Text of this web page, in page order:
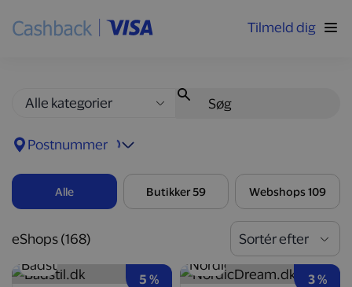
Tilmeld dig
Postnummer
Alle Butikker 59 Webshops 109
eShops (168)
5 % 3 %